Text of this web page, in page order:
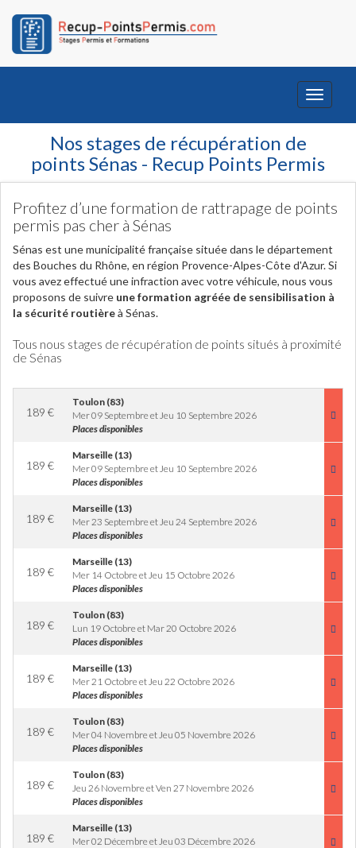
Toggle
Nos stages de récupération de
points Sénas - Recup Points Permis
Profitez d’une formation de rattrapage de points
permis pas cher à Sénas
Sénas est une municipalité française située dans le département
des Bouches du Rhône, en région Provence-Alpes-Côte d'Azur. Si
vous avez effectué une infraction avec votre véhicule, nous vous
proposons de suivre une formation agréée de sensibilisation à
la sécurité routièreà Sénas.
Tous nous stages de récupération de points situés à proximité
de Sénas
189 €
Toulon (83)
Mer 09 Septembre et Jeu 10 Septembre 2026
Places disponibles
189 €
Marseille (13)
Mer 09 Septembre et Jeu 10 Septembre 2026
Places disponibles
189 €
Marseille (13)
Mer 23 Septembre et Jeu 24 Septembre 2026
Places disponibles
189 €
Marseille (13)
Mer 14 Octobre et Jeu 15 Octobre 2026
Places disponibles
189 €
Toulon (83)
Lun 19 Octobre et Mar 20 Octobre 2026
Places disponibles
189 €
Marseille (13)
Mer 21 Octobre et Jeu 22 Octobre 2026
Places disponibles
189 €
Toulon (83)
Mer 04 Novembre et Jeu 05 Novembre 2026
Places disponibles
189 €
Toulon (83)
Jeu 26 Novembre et Ven 27 Novembre 2026
Places disponibles
189 €
Marseille (13)
Mer 02 Décembre et Jeu 03 Décembre 2026